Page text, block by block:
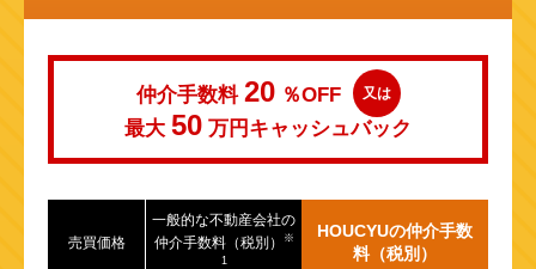
仲介手数料 20 ％OFF 又は
最大 50 万円 キャッシュバック
売買価格
一般的な不動産会社の
仲介手数料（税別）
※
1
HOUCYUの仲介手数
料（税別）